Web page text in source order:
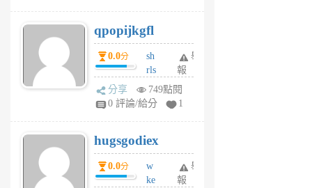
6
個
月
前
qpopijkgfl
0.0分
sh
rls
k
m
6
個
月
前
舉
報
分享
749點閱
0 評論/給分
1
hugsgodiex
0.0分
w
ke
舉
報